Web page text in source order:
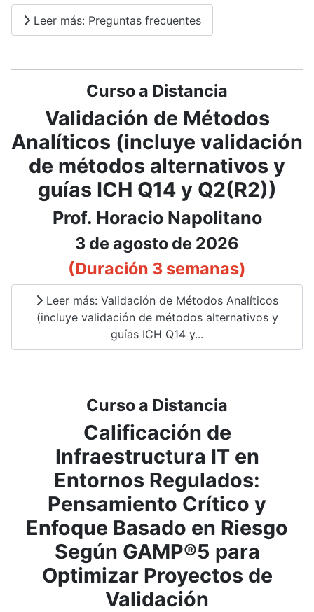
Leer más: Preguntas frecuentes
Curso a Distancia
Validación de Métodos
Analíticos (incluye validación
de métodos alternativos y
guías ICH Q14 y Q2(R2))
Prof. Horacio Napolitano
3 de agosto de 2026
(Duración 3 semanas)
Leer más: Validación de Métodos Analíticos
(incluye validación de métodos alternativos y
guías ICH Q14 y...
Curso a Distancia
Calificación de
Infraestructura IT en
Entornos Regulados:
Pensamiento Crítico y
Enfoque Basado en Riesgo
Según GAMP®5 para
Optimizar Proyectos de
Validación